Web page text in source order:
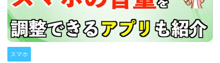
スマホ